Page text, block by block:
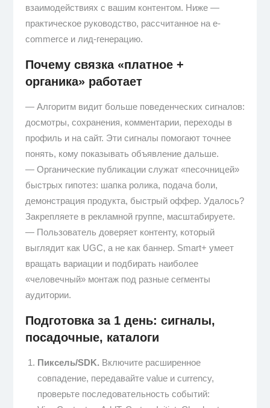
взаимодействиях с вашим контентом. Ниже —
практическое руководство, рассчитанное на e-
commerce и лид-генерацию.
Почему связка «платное +
органика» работает
— Алгоритм видит больше поведенческих сигналов:
досмотры, сохранения, комментарии, переходы в
профиль и на сайт. Эти сигналы помогают точнее
понять, кому показывать объявление дальше.
— Органические публикации служат «песочницей»
быстрых гипотез: шапка ролика, подача боли,
демонстрация продукта, быстрый оффер. Удалось?
Закрепляете в рекламной группе, масштабируете.
— Пользователь доверяет контенту, который
выглядит как UGC, а не как баннер. Smart+ умеет
вращать вариации и подбирать наиболее
«человечный» монтаж под разные сегменты
аудитории.
Подготовка за 1 день: сигналы,
посадочные, каталоги
Пиксель/SDK. Включите расширенное
совпадение, передавайте value и currency,
проверьте последовательность событий: